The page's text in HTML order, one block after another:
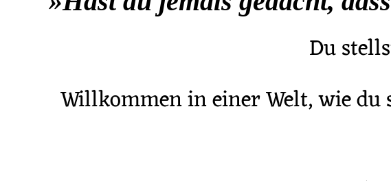
Du
Willkommen in einer Welt, wie du